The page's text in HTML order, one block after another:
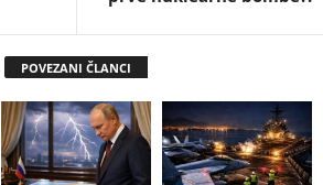
POVEZANI ČLANCI